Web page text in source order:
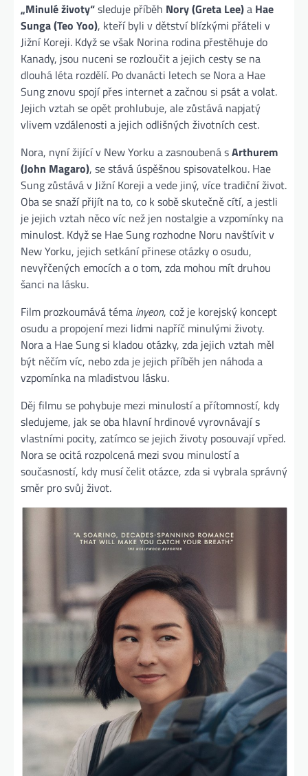
„Minulé životy“sleduje příběh Nory (Greta Lee)a Hae
Sunga (Teo Yoo), kteří byli v dětství blízkými přáteli v
Jižní Koreji. Když se však Norina rodina přestěhuje do
Kanady, jsou nuceni se rozloučit a jejich cesty se na
dlouhá léta rozdělí. Po dvanácti letech se Nora a Hae
Sung znovu spojí přes internet a začnou si psát a volat.
Jejich vztah se opět prohlubuje, ale zůstává napjatý
vlivem vzdálenosti a jejich odlišných životních cest.
Nora, nyní žijící v New Yorku a zasnoubená sArthurem
(John Magaro), se stává úspěšnou spisovatelkou. Hae
Sung zůstává v Jižní Koreji a vede jiný, více tradiční život.
Oba se snaží přijít na to, co k sobě skutečně cítí, a jestli
je jejich vztah něco víc než jen nostalgie a vzpomínky na
minulost. Když se Hae Sung rozhodne Noru navštívit v
New Yorku, jejich setkání přinese otázky o osudu,
nevyřčených emocích a o tom, zda mohou mít druhou
šanci na lásku.
Film prozkoumává téma inyeon, což je korejský koncept
osudu a propojení mezi lidmi napříč minulými životy.
Nora a Hae Sung si kladou otázky, zda jejich vztah měl
být něčím víc, nebo zda je jejich příběh jen náhoda a
vzpomínka na mladistvou lásku.
Děj filmu se pohybuje mezi minulostí a přítomností, kdy
sledujeme, jak se oba hlavní hrdinové vyrovnávají s
vlastními pocity, zatímco se jejich životy posouvají vpřed.
Nora se ocitá rozpolcená mezi svou minulostí a
současností, kdy musí čelit otázce, zda si vybrala správný
směr pro svůj život.